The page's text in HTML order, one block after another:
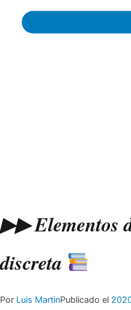
▶▶ Elementos
discreta
Por Luis MartinPublicado el